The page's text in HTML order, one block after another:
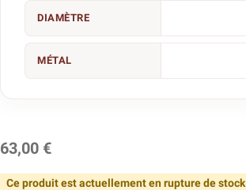
DIAMÈTRE
MÉTAL
63,00 €
Ce produit est actuellement en rupture de stock